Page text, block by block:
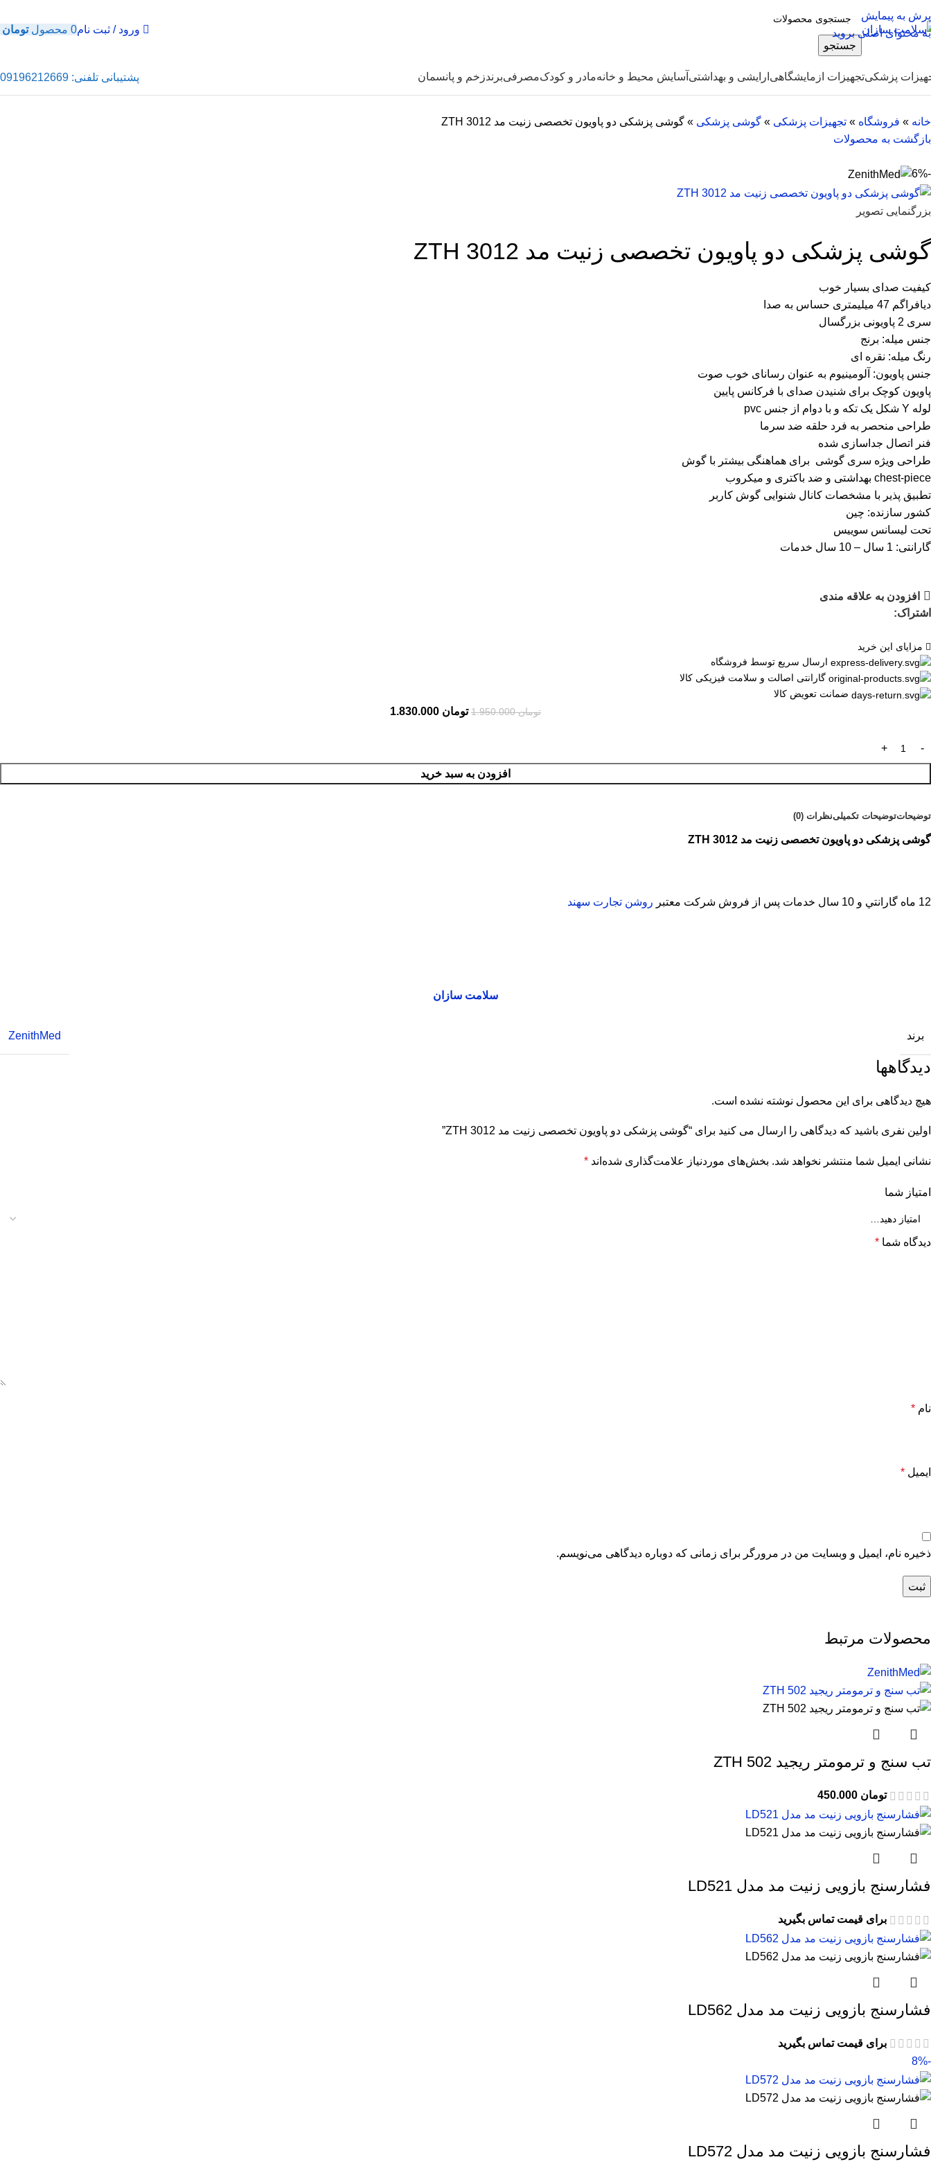
پرش به پیمایش
به محتوای اصلی بروید
جستجو
ورود / ثبت نام0 محصول تومان
پزشکیتجهیزات ازمایشگاهی ارایشی و بهداشتی آسایش محیط و خانهمادر و کودکمصرفیبرندزخم و پانسمان پشتیبانی تلفنی: 09196212669
خانه » فروشگاه » تجهیزات پزشکی » گوشی پزشکی » گوشی پزشکی دو پاویون تخصصی زنیت مد ZTH 3012
بازگشت به محصولات
-6%
بزرگنمایی تصویر
گوشی پزشکی دو پاویون تخصصی زنیت مد ZTH 3012
کیفیت صدای بسیار خوب
دیافراگم 47 میلیمتری حساس به صدا
سری 2 پاویونی بزرگسال
جنس میله: برنج
رنگ میله: نقره ای
جنس پاویون: آلومینیوم به عنوان رسانای خوب صوت
پاویون کوچک برای شنیدن صدای با فرکانس پایین
لوله Y شکل یک تکه و با دوام از جنس pvc
طراحی منحصر به فرد حلقه ضد سرما
فنر اتصال جداسازی شده
طراحی ویژه سری گوشی برای هماهنگی بیشتر با گوش
chest-piece بهداشتی و ضد باکتری و میکروب
تطبیق پذیر با مشخصات کانال شنوایی گوش کاربر
کشور سازنده: چین
تحت لیسانس سوییس
گارانتی: 1 سال – 10 سال خدمات
افزودن به علاقه مندی
اشتراک:
مزایای این خرید
ارسال سریع توسط فروشگاه
گارانتی اصالت و سلامت فیزیکی کالا
ضمانت تعویض کالا
تومان1.950.000 تومان
افزودن به سبد خرید
توضیحاتتوضیحات تکمیلینظرات (0)
گوشی پزشکی دو پاویون تخصصی زنیت مد ZTH 3012
12 ماه گارانتي و 10 سال خدمات پس از فروش شرکت معتبر روشن تجارت سهند
سلامت سازان
برند ZenithMed
دیدگاهها
هیچ دیدگاهی برای این محصول نوشته نشده است.
اولین نفری باشید که دیدگاهی را ارسال می کنید برای “گوشی پزشکی دو پاویون تخصصی زنیت مد ZTH 3012”
نشانی ایمیل شما منتشر نخواهد شد. بخش‌های موردنیاز علامت‌گذاری شده‌اند *
امتیاز شما
دیدگاه شما *
نام *
ایمیل *
ذخیره نام، ایمیل و وبسایت من در مرورگر برای زمانی که دوباره دیدگاهی می‌نویسم.
محصولات مرتبط
تب سنج و ترمومتر ریجید 502 ZTH
تومان
فشارسنج بازویی زنیت مد مدل LD521
برای قیمت تماس بگیرید
فشارسنج بازویی زنیت مد مدل LD562
برای قیمت تماس بگیرید
-8%
فشارسنج بازویی زنیت مد مدل LD572